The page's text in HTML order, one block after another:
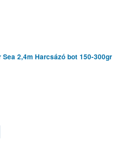
2,4m Harcsázó bot 150-300gr